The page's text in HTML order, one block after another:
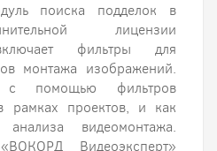
поиска подделок в
лицензии
фильтры для
монтажа изображений.
с помощью фильтров
рамках проектов, и как
видеомонтажа.
Видеоэксперт»